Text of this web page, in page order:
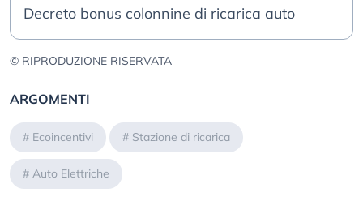
Decreto bonus colonnine di ricarica auto
© RIPRODUZIONE RISERVATA
ARGOMENTI
# Ecoincentivi # Stazione di ricarica
# Auto Elettriche